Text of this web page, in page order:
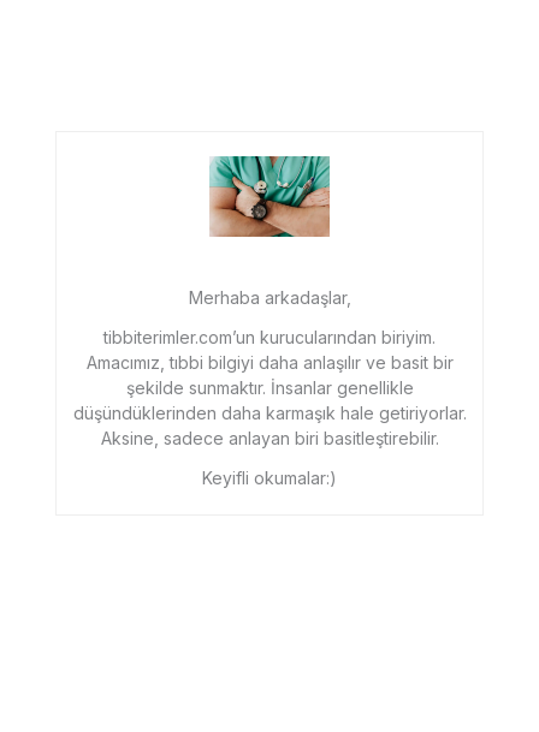
Merhaba arkadaşlar,
tibbiterimler.com’un kurucularından biriyim.
Amacımız, tıbbi bilgiyi daha anlaşılır ve basit bir
şekilde sunmaktır. İnsanlar genellikle
düşündüklerinden daha karmaşık hale getiriyorlar.
Aksine, sadece anlayan biri basitleştirebilir.
Keyifli okumalar:)